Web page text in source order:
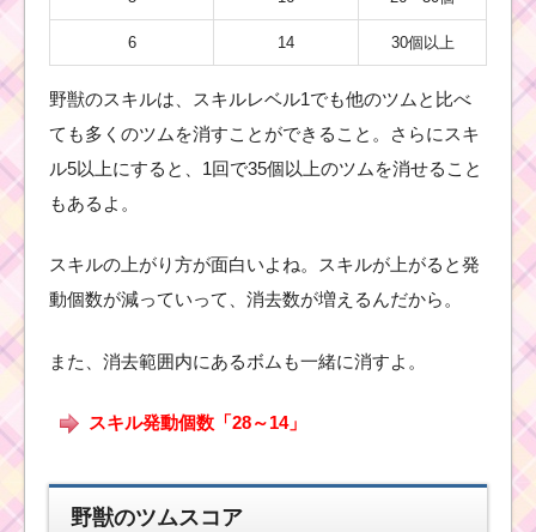
6 14 30個以上
野獣のスキルは、スキルレベル1でも他のツムと比べ
ても多くのツムを消すことができること。さらにスキ
ル5以上にすると、1回で35個以上のツムを消せること
もあるよ。
スキルの上がり方が面白いよね。スキルが上がると発
動個数が減っていって、消去数が増えるんだから。
また、消去範囲内にあるボムも一緒に消すよ。
スキル発動個数「28～14」
野獣のツムスコア